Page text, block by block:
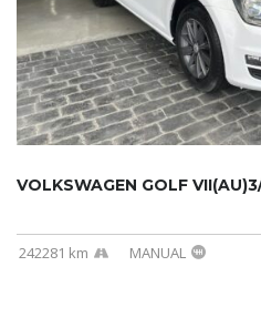
242281 km MANUAL